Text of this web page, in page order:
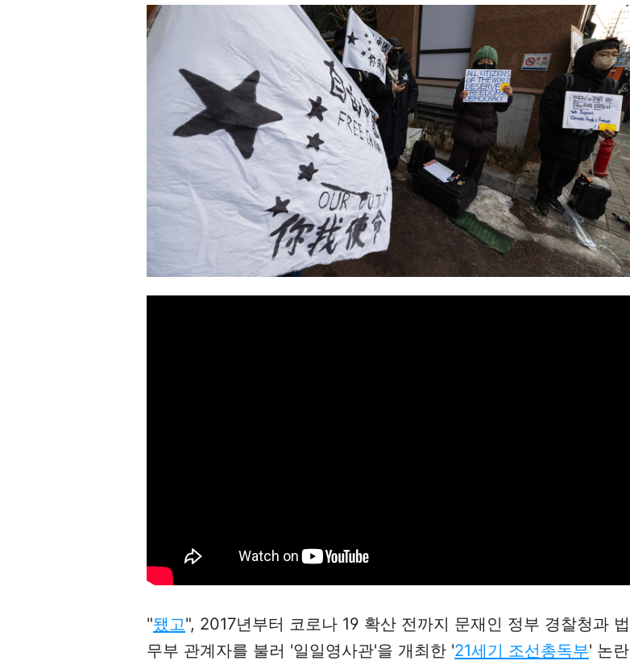
"됐고", 2017년부터 코로나 19 확산 전까지 문재인 정부 경찰청과 법
무부 관계자를 불러 '일일영사관'을 개최한 '21세기 조선총독부' 논란